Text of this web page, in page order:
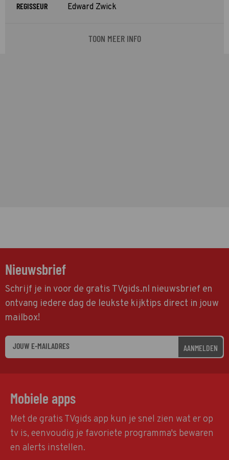
REGISSEUR Edward Zwick
TOON MEER INFO
Nieuwsbrief
Schrijf je in voor de gratis TVgids.nl nieuwsbrief en
ontvang iedere dag de leukste kijktips direct in jouw
mailbox!
AANMELDEN
Mobiele apps
Met de gratis TVgids app kun je snel zien wat er op
tv is, eenvoudig je favoriete programma's bewaren
en alerts instellen.